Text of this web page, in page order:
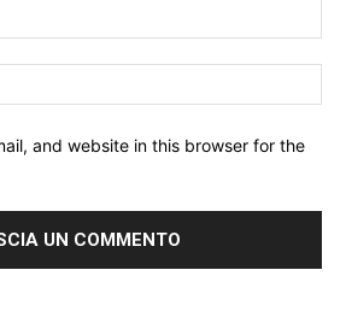
and website in this browser for the